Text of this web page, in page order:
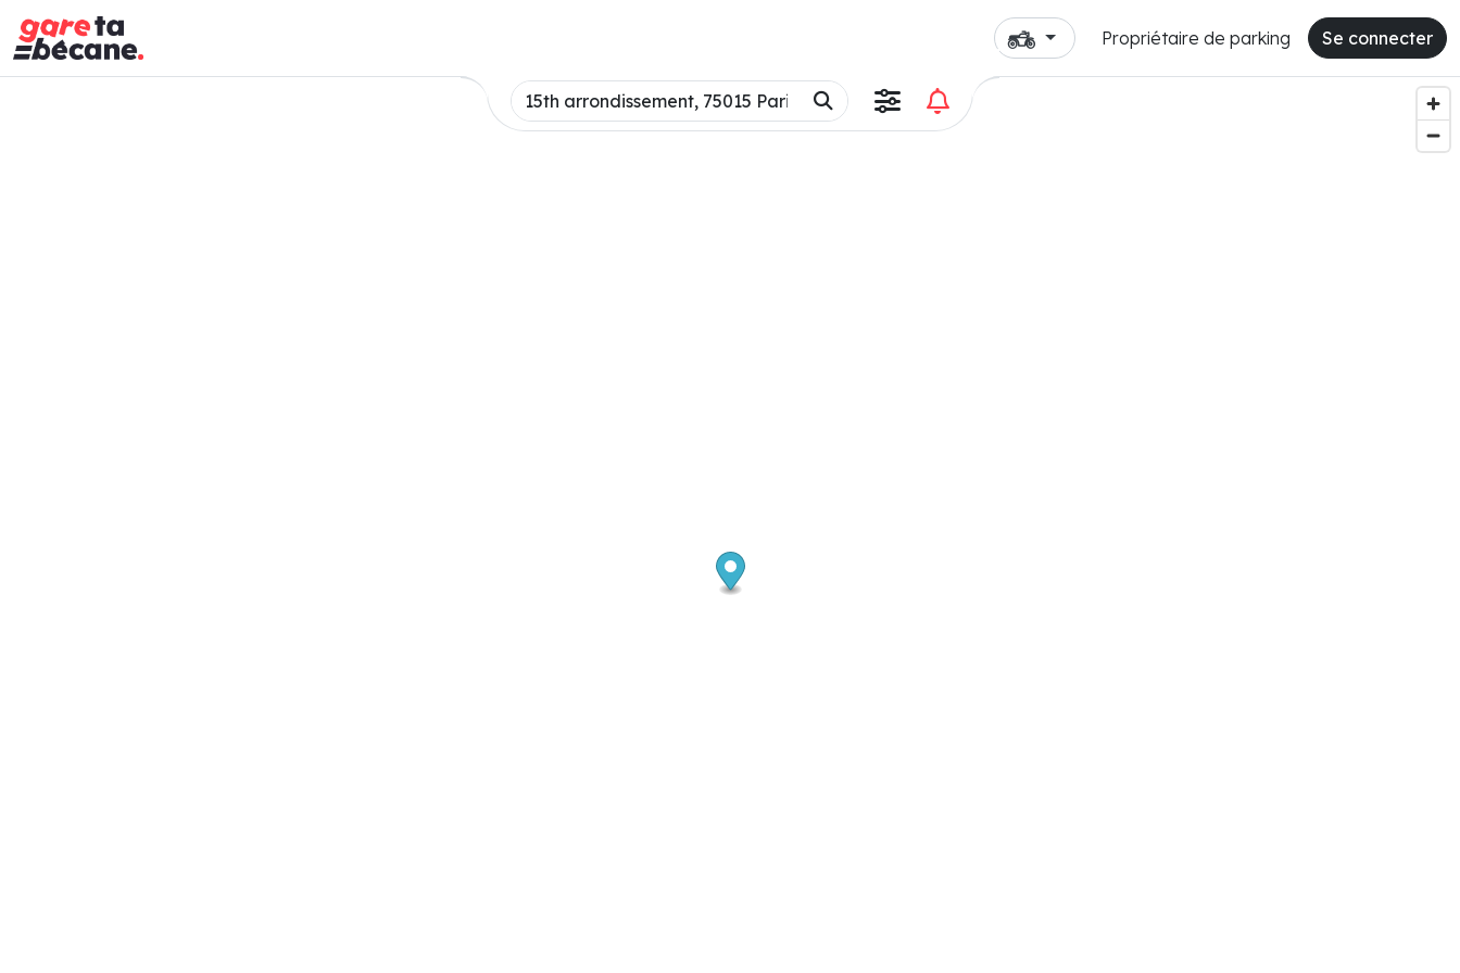
Propriétaire de parking Se connecter